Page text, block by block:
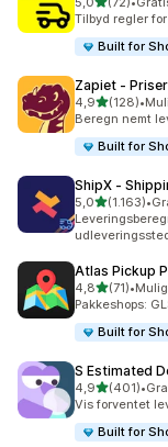
72
Tilbyd regler
Built for
Zapiet ‑
4,9ud af 5
(128)
128 •
Beregn nemt
Built for
ShipX ‑
5,0ud af 5
(1.163)
1163 •
Atlas Pickup
4,8ud af 5
(71)
71 anmeldelser
•
Pakkeshops:
Built for
S Estimated
4,9ud af 5
(401)
401 •
Vis forventet
Built for